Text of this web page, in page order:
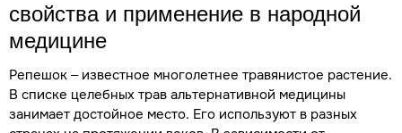
свойства и применение в народной
медицине
Репешок – известное многолетнее травянистое растение.
В списке целебных трав альтернативной медицины
занимает достойное место. Его используют в разных